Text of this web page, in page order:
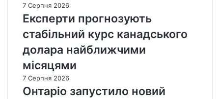
7 Серпня 2026
Експерти прогнозують
стабільний курс канадського
долара найближчими
місяцями
7 Серпня 2026
Онтаріо запустило новий